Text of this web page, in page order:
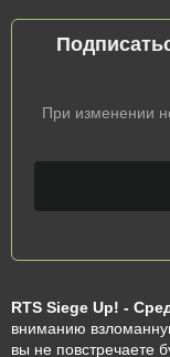
При изменении
RTS Siege Up! -
вниманию
вы не повстречаете